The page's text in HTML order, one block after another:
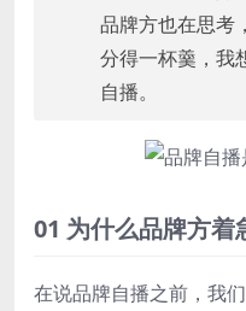
品牌方也在思考
分得一杯羹，我
自播。
01 为什么品牌方着
在说品牌自播之前，我